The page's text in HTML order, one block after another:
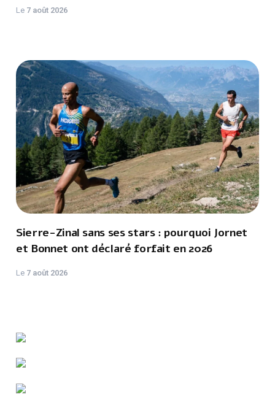
Le 7 août 2026
Sierre-Zinal sans ses stars : pourquoi Jornet
et Bonnet ont déclaré forfait en 2026
Le 7 août 2026